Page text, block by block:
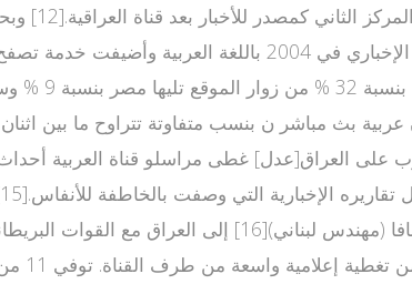
على العراق[عدل] غطى مراسلو قناة العربية